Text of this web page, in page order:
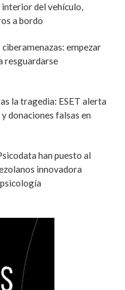
del vehículo,
a bordo
ciberamenazas: empezar
resguardarse
la tragedia: ESET alerta
donaciones falsas en
han puesto al
innovadora